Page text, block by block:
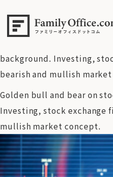
初めての方へ
ご利用の流れ・プ
事例紹介
エキスパート一覧
無料講座
コラム
―NYダウ急落、ナスダック調
background. Investing,
bearish and mullish
Golden bull and bear on
Investing, stock exchange
mullish market concept.